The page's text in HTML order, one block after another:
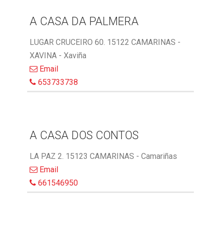
A CASA DA PALMERA
LUGAR CRUCEIRO 60. 15122 CAMARINAS -
XAVINA - Xaviña
Email
653733738
A CASA DOS CONTOS
LA PAZ 2. 15123 CAMARINAS - Camariñas
Email
661546950